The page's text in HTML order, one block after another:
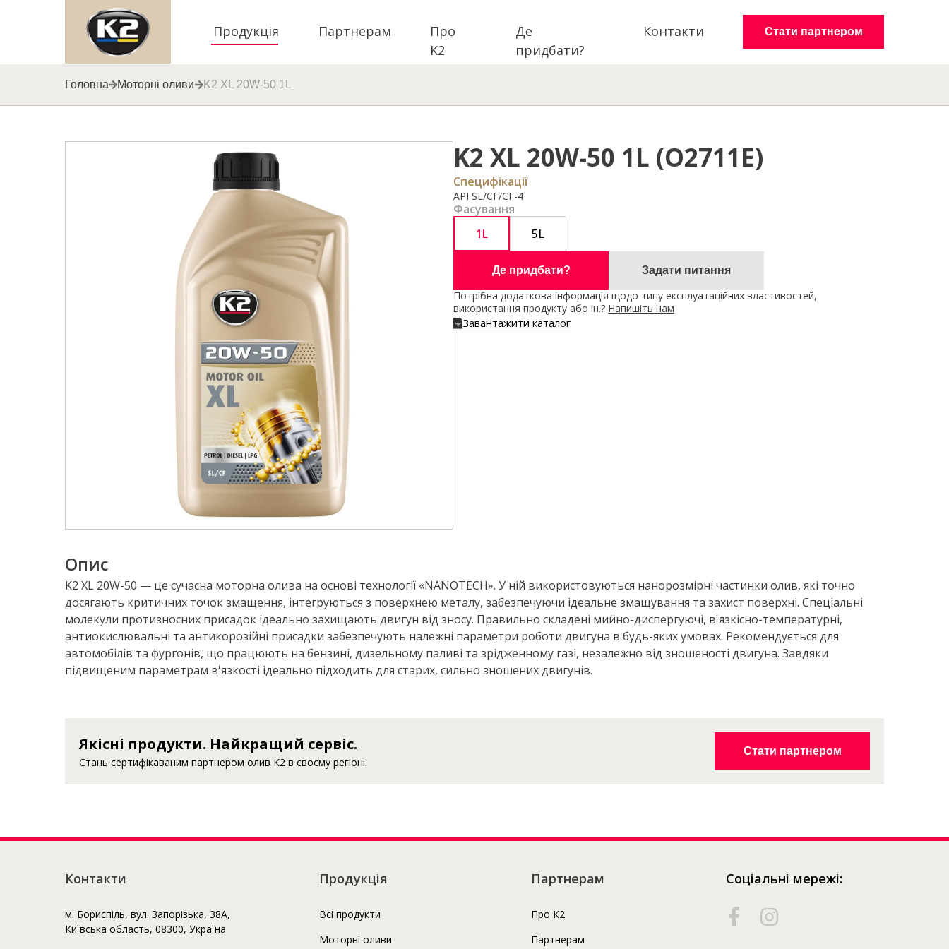
Стати партнером
Продукція
Про
K2
Партнерам
Де
придбати?
Контакти
Головна Моторні оливи K2 XL 20W-50 1L
K2 XL 20W-50 1L (O2711E)
Специфікації
API SL/CF/CF-4
Фасування
1L
5L
Де придбати? Задати питання
Потрібна додаткова інформація щодо типу експлуатаційних властивостей,
використання продукту або ін.? Напишіть нам
Завантажити каталог
Опис
K2 XL 20W-50 — це сучасна моторна олива на основі технології «NANOTECH». У ній використовуються нанорозмірні частинки олив, які точно
досягають критичних точок змащення, інтегруються з поверхнею металу, забезпечуючи ідеальне змащування та захист поверхні. Спеціальні
молекули протизносних присадок ідеально захищають двигун від зносу. Правильно складені мийно-диспергуючі, в'язкісно-температурні,
антиокислювальні та антикорозійні присадки забезпечують належні параметри роботи двигуна в будь-яких умовах. Рекомендується для
автомобілів та фургонів, що працюють на бензині, дизельному паливі та зрідженному газі, незалежно від зношеності двигуна. Завдяки
підвищеним параметрам в'язкості ідеально підходить для старих, сильно зношених двигунів.
Якісні продукти. Найкращий сервіс.
Стань сертифікаваним партнером олив К2 в своєму регіоні.
Стати партнером
Контакти Продукція Партнерам
м. Бориспіль, вул. Запорізька, 38А,
Київська область, 08300, Україна
Моторні оливи
Про К2
Партнерам
Соціальні мережі:
Всі продукти